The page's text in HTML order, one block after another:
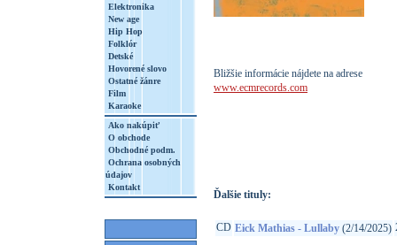
Elektronika
New age
Hip Hop
Folklór
Detské
Hovorené slovo
Ostatné žánre
Film
Karaoke
Ako nakúpiť
O obchode
Obchodné podm.
Ochrana osobných
údajov
Kontakt
Bližšie informácie nájdete na adrese
www.ecmrecords.com
Ďalšie tituly:
CD Eick Mathias - Lullaby (2/14/2025)